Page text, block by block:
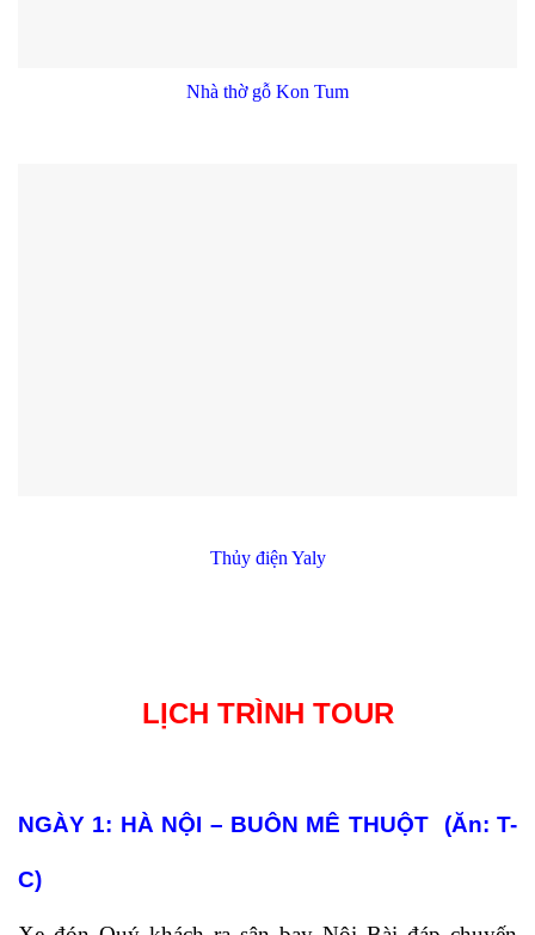
Nhà thờ gỗ Kon Tum
Thủy điện Yaly
LỊCH TRÌNH TOUR
NGÀY 1: HÀ NỘI – BUÔN MÊ THUỘT (Ăn: T-
C)